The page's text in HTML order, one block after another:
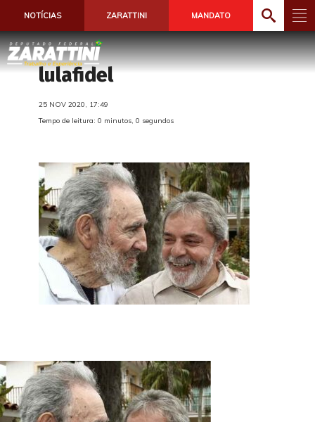
NOTÍCIAS ZARATTINI MANDATO
lulafidel
25 NOV 2020, 17:49
Tempo de leitura: 0 minutos, 0 segundos